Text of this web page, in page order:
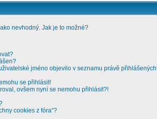
nevhodný. Jak je to možné?
jméno objevilo v seznamu právě
se přihlásit!
ovšem nyní se nemohu přihlásit?!
cookies z fóra“?